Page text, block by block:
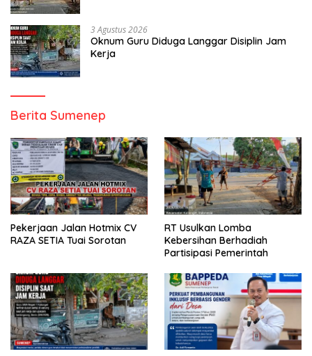
3 Agustus 2026
Oknum Guru Diduga Langgar Disiplin Jam
Kerja
Berita Sumenep
Pekerjaan Jalan Hotmix CV
RAZA SETIA Tuai Sorotan
RT Usulkan Lomba
Kebersihan Berhadiah
Partisipasi Pemerintah